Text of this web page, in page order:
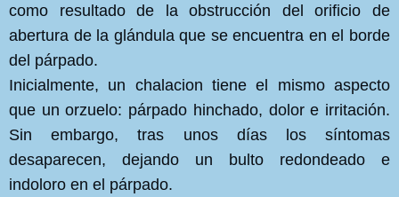
como resultado de la obstrucción del orificio de
abertura de la glándula que se encuentra en el borde
del párpado.
Inicialmente, un chalacion tiene el mismo aspecto
que un orzuelo: párpado hinchado, dolor e irritación.
Sin embargo, tras unos días los síntomas
desaparecen, dejando un bulto redondeado e
indoloro en el párpado.